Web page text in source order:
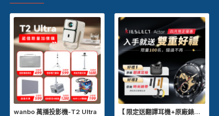
wanbo 萬播投影機-T2 Ultra 【 限定送翻譯耳機+原廠錶帶 】Kieslect Actor GPS 智慧運動陶瓷腕錶